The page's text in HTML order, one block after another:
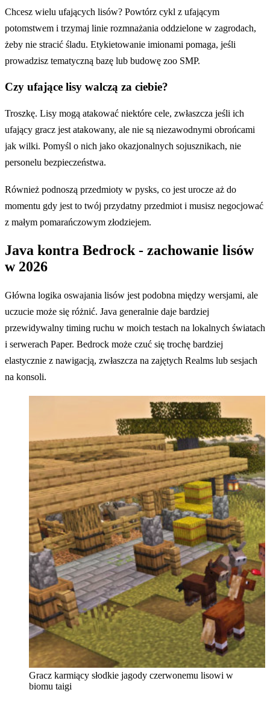
Chcesz wielu ufających lisów? Powtórz cykl z ufającym
potomstwem i trzymaj linie rozmnażania oddzielone w zagrodach,
żeby nie stracić śladu. Etykietowanie imionami pomaga, jeśli
prowadzisz tematyczną bazę lub budowę zoo SMP.
Czy ufające lisy walczą za ciebie?
Troszkę. Lisy mogą atakować niektóre cele, zwłaszcza jeśli ich
ufający gracz jest atakowany, ale nie są niezawodnymi obrońcami
jak wilki. Pomyśl o nich jako okazjonalnych sojusznikach, nie
personelu bezpieczeństwa.
Również podnoszą przedmioty w pysks, co jest urocze aż do
momentu gdy jest to twój przydatny przedmiot i musisz negocjować
z małym pomarańczowym złodziejem.
Java kontra Bedrock - zachowanie lisów
w 2026
Główna logika oswajania lisów jest podobna między wersjami, ale
uczucie może się różnić. Java generalnie daje bardziej
przewidywalny timing ruchu w moich testach na lokalnych światach
i serwerach Paper. Bedrock może czuć się trochę bardziej
elastycznie z nawigacją, zwłaszcza na zajętych Realms lub sesjach
na konsoli.
Gracz karmiący słodkie jagody czerwonemu lisowi w
biomu taigi